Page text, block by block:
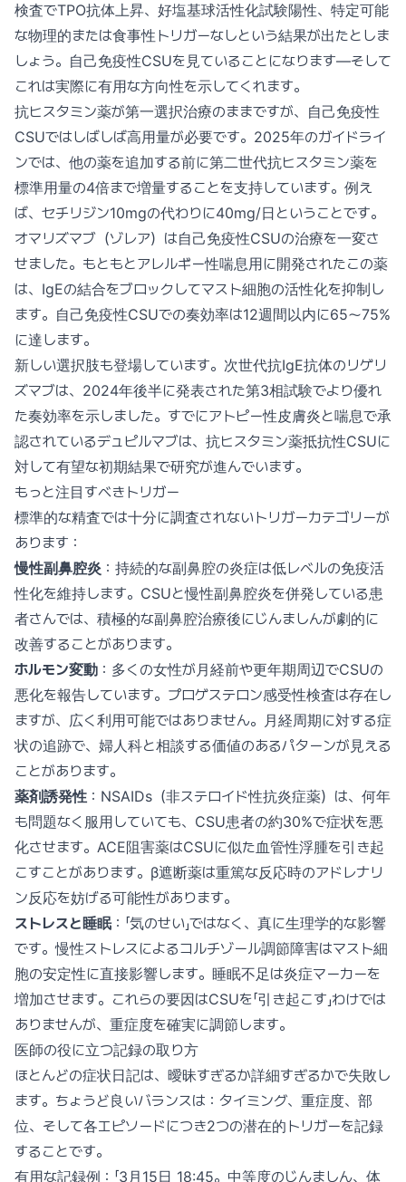
検査でTPO抗体上昇、好塩基球活性化試験陽性、特定可能
な物理的または食事性トリガーなしという結果が出たとしま
しょう。自己免疫性CSUを見ていることになります—そして
これは実際に有用な方向性を示してくれます。
抗ヒスタミン薬が第一選択治療のままですが、自己免疫性
CSUではしばしば高用量が必要です。2025年のガイドライ
ンでは、他の薬を追加する前に第二世代抗ヒスタミン薬を
標準用量の4倍まで増量することを支持しています。例え
ば、セチリジン10mgの代わりに40mg/日ということです。
オマリズマブ（ゾレア）は自己免疫性CSUの治療を一変さ
せました。もともとアレルギー性喘息用に開発されたこの薬
は、IgEの結合をブロックしてマスト細胞の活性化を抑制し
ます。自己免疫性CSUでの奏効率は12週間以内に65〜75%
に達します。
新しい選択肢も登場しています。次世代抗IgE抗体のリゲリ
ズマブは、2024年後半に発表された第3相試験でより優れ
た奏効率を示しました。すでにアトピー性皮膚炎と喘息で承
認されているデュピルマブは、抗ヒスタミン薬抵抗性CSUに
対して有望な初期結果で研究が進んでいます。
もっと注目すべきトリガー
標準的な精査では十分に調査されないトリガーカテゴリーが
あります：
慢性副鼻腔炎 ：持続的な副鼻腔の炎症は低レベルの免疫活
性化を維持します。CSUと慢性副鼻腔炎を併発している患
者さんでは、積極的な副鼻腔治療後にじんましんが劇的に
改善することがあります。
ホルモン変動 ：多くの女性が月経前や更年期周辺でCSUの
悪化を報告しています。プロゲステロン感受性検査は存在し
ますが、広く利用可能ではありません。月経周期に対する症
状の追跡で、婦人科と相談する価値のあるパターンが見える
ことがあります。
薬剤誘発性 ：NSAIDs（非ステロイド性抗炎症薬）は、何年
も問題なく服用していても、CSU患者の約30%で症状を悪
化させます。ACE阻害薬はCSUに似た血管性浮腫を引き起
こすことがあります。β遮断薬は重篤な反応時のアドレナリ
ン反応を妨げる可能性があります。
ストレスと睡眠：「気のせい」ではなく、真に生理学的な影響
です。慢性ストレスによるコルチゾール調節障害はマスト細
胞の安定性に直接影響します。睡眠不足は炎症マーカーを
増加させます。これらの要因はCSUを「引き起こす」わけでは
ありませんが、重症度を確実に調節します。
医師の役に立つ記録の取り方
ほとんどの症状日記は、曖昧すぎるか詳細すぎるかで失敗し
ます。ちょうど良いバランスは：タイミング、重症度、部
位、そして各エピソードにつき2つの潜在的トリガーを記録
することです。
有用な記録例：「3月15日 18:45。中等度のじんましん、体